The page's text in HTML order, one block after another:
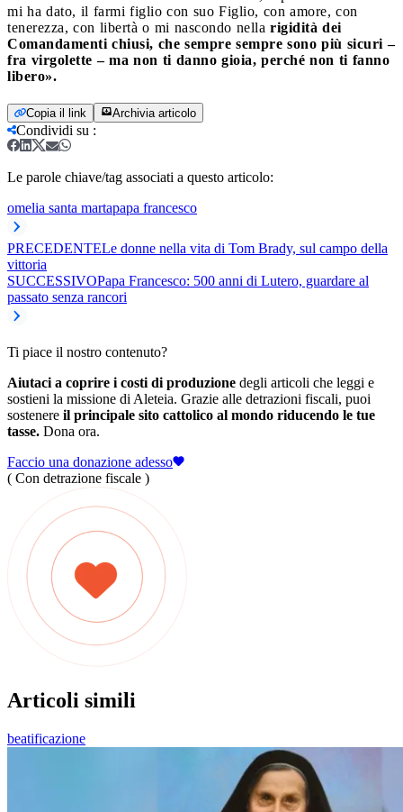
mi ha dato, il farmi figlio con suo Figlio, con amore, con
tenerezza, con libertà o mi nascondo nella rigidità dei
Comandamenti chiusi, che sempre sempre sono più sicuri –
fra virgolette – ma non ti danno gioia, perché non ti fanno
libero».
Copia il link Archivia articolo
Condividi su :
Le parole chiave/tag associati a questo articolo:
omelia santa martapapa francesco
PRECEDENTELe donne nella vita di Tom Brady, sul campo della
vittoria
SUCCESSIVOPapa Francesco: 500 anni di Lutero, guardare al
passato senza rancori
Ti piace il nostro contenuto?
Aiutaci a coprire i costi di produzione degli articoli che leggi e
sostieni la missione di Aleteia. Grazie alle detrazioni fiscali, puoi
sostenere il principale sito cattolico al mondo riducendo le tue
tasse. Dona ora.
Faccio una donazione adesso
( Con detrazione fiscale )
Articoli simili
beatificazione